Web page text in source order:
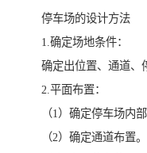
停车场的设计方法
1.确定场地条件：
确定出位置、通道、
2.平面布置：
（1）确定停车场内
（2）确定通道布置。